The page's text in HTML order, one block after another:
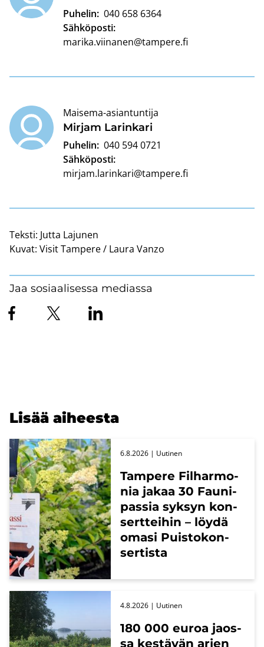
Puhelin: 040 658 6364
Sähköposti:
marika.viinanen@tampere.fi
Mir­jam La­rin­ka­ri
Maisema-asiantuntija
Puhelin: 040 594 0721
Sähköposti:
mirjam.larinkari@tampere.fi
Teksti: Jutta Lajunen
Kuvat: Visit Tampere / Laura Vanzo
Jaa sosiaalisessa mediassa
Lisää ai­hees­ta
Tam­pe­re Fil­har­mo­
nia jakaa 30 Fau­ni­
pas­sia syk­syn kon­
sert­tei­hin – löydä
omasi Puis­to­kon­
ser­tis­ta
6.8.2026 | Uu­ti­nen
180 000 euroa jaos­
sa kes­tä­vän arjen
4.8.2026 | Uu­ti­nen